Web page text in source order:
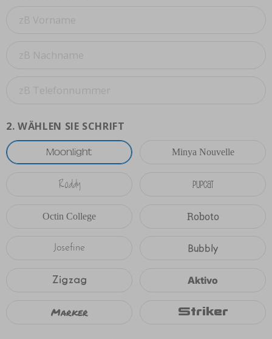
2. WÄHLEN SIE SCHRIFT
Moonlight Minya Nouvelle
Roddy Pupcat
Octin College Roboto
Josefine Bubbly
Zigzag Aktivo
Marker Striker